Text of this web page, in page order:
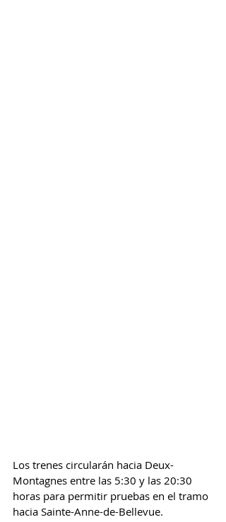
Los trenes circularán hacia Deux-
Montagnes entre las 5:30 y las 20:30
horas para permitir pruebas en el tramo
hacia Sainte-Anne-de-Bellevue.